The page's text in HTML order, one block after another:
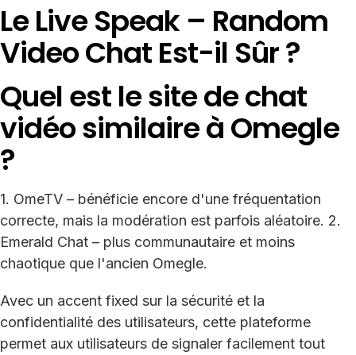
Le Live Speak – Random
Video Chat Est-il Sûr ?
Quel est le site de chat
vidéo similaire à Omegle
?
1. OmeTV – bénéficie encore d'une fréquentation
correcte, mais la modération est parfois aléatoire. 2.
Emerald Chat – plus communautaire et moins
chaotique que l'ancien Omegle.
Avec un accent fixed sur la sécurité et la
confidentialité des utilisateurs, cette plateforme
permet aux utilisateurs de signaler facilement tout